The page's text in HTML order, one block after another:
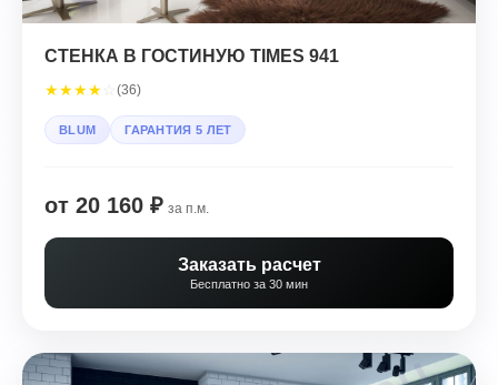
СТЕНКА В ГОСТИНУЮ TIMES 941
★★★★ (36)
BLUM ГАРАНТИЯ 5 ЛЕТ
от 20 160 ₽ за п.м.
Заказать расчет
Бесплатно за 30 мин